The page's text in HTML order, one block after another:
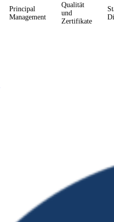
Principal
Management
Qualität
und
Zertifikate